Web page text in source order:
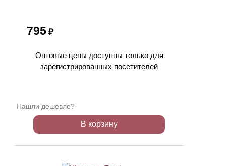
795 ₽
Оптовые цены доступны только для
зарегистрированных посетителей
Нашли дешевле?
В корзину